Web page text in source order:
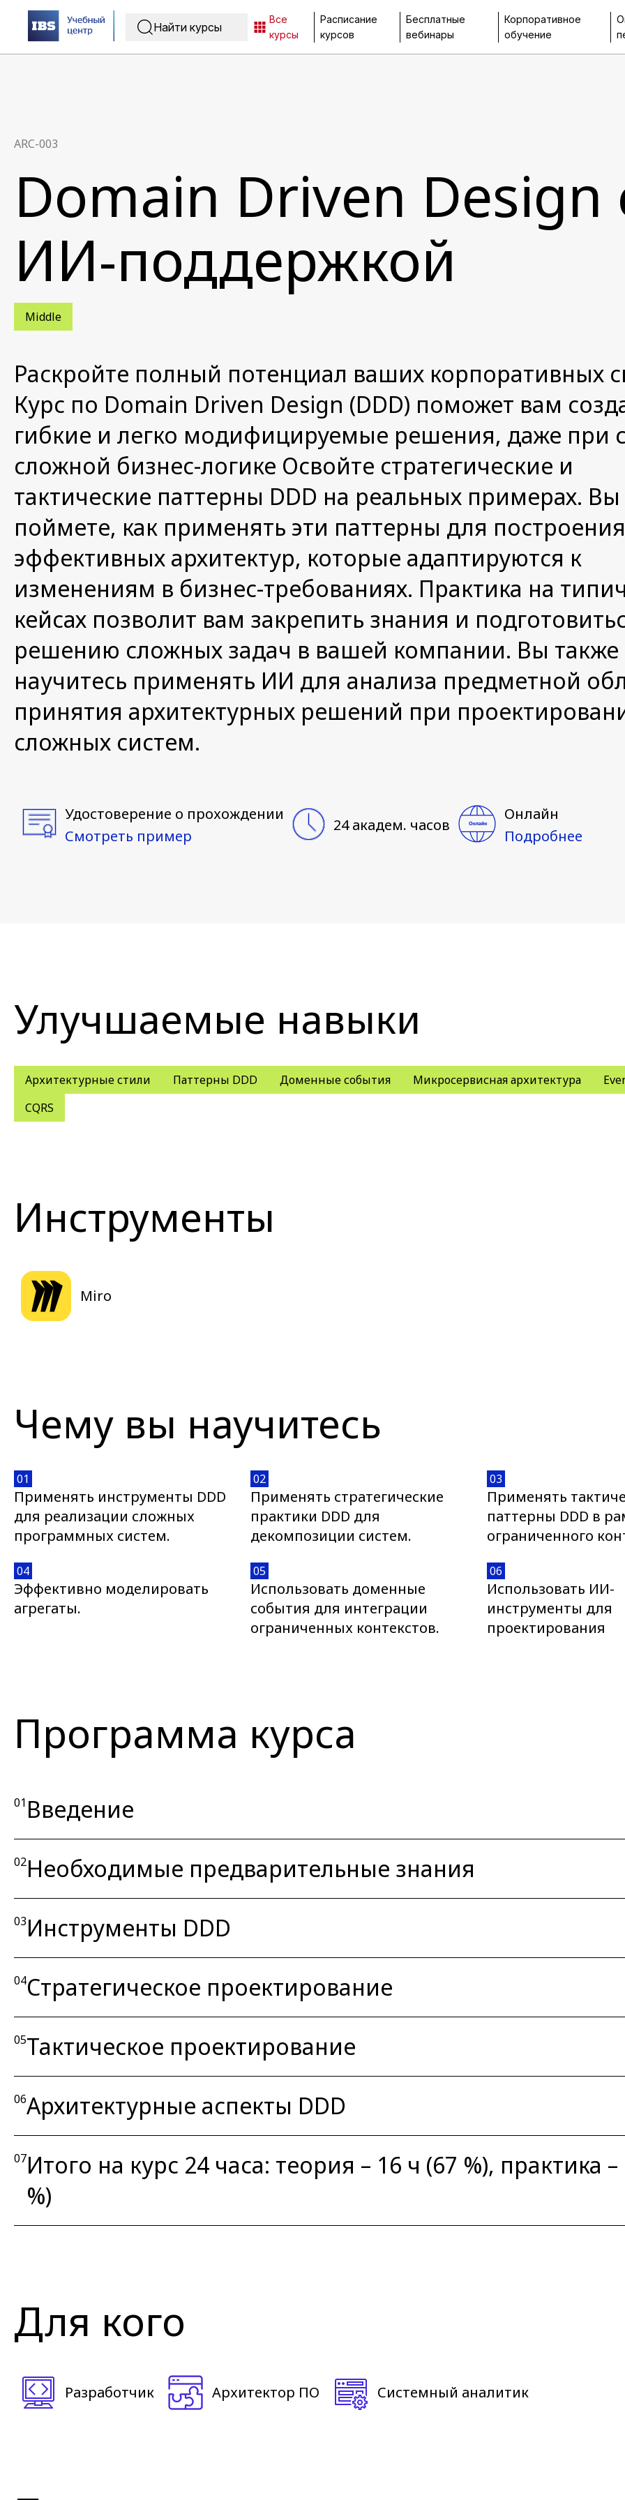
Все
курсы
Расписание
курсов
Бесплатные
вебинары
Корпоративное
обучение
ARC-003
Domain Driven Design
ИИ-поддержкой
Middle
Раскройте полный потенциал ваших корпоративных
Курс по Domain Driven Design (DDD) поможет вам
гибкие и легко модифицируемые решения, даже при
сложной бизнес-логике Освойте стратегические и
тактические паттерны DDD на реальных примерах. Вы
поймете, как применять эти паттерны для построения
эффективных архитектур, которые адаптируются к
изменениям в бизнес-требованиях. Практика на
кейсах позволит вам закрепить знания и
решению сложных задач в вашей компании. Вы также
научитесь применять ИИ для анализа предметной
принятия архитектурных решений при
сложных систем.
Удостоверение о прохождении
Смотреть пример
24 академ. часов
Онлайн
Подробнее
Улучшаемые навыки
Архитектурные стили Паттерны DDD Доменные события Микросервисная архитектура
CQRS
Инструменты
Miro
Чему вы научитесь
01
Применять инструменты DDD
для реализации сложных
программных систем.
02
Применять стратегические
практики DDD для
декомпозиции систем.
03
Применять
паттерны DDD в
ограниченного
04
Эффективно моделировать
агрегаты.
05
Использовать доменные
события для интеграции
ограниченных контекстов.
06
Использовать ИИ-
инструменты для
проектирования
Программа курса
01 Введение
02Необходимые предварительные знания
03Инструменты DDD
04Стратегическое проектирование
05Тактическое проектирование
06Архитектурные аспекты DDD
07Итого на курс 24 часа: теория – 16 ч (67 %), практика –
%)
Для кого
Разработчик Архитектор ПО Системный аналитик